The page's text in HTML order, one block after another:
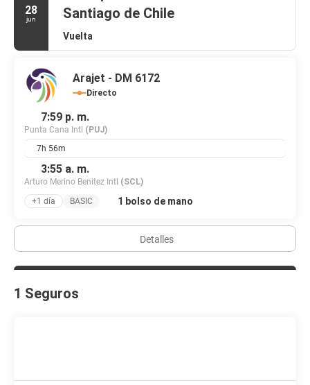
28
jun
Santiago de Chile
Vuelta
Arajet - DM 6172
Directo
7:59 p. m.
Punta Cana Intl (PUJ)
7h 56m
3:55 a. m.
Arturo Merino Benitez Intl (SCL)
+1 día
BASIC 1 bolso de mano
Detalles
1 Seguros